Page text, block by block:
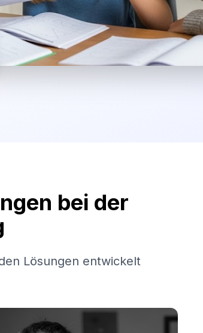
bei der
Lösungen entwickelt